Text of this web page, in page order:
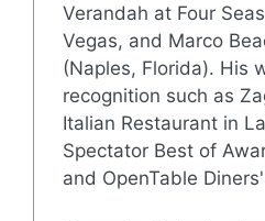
Verandah at Four
Vegas, and Marco
(Naples, Florida). His
recognition such as
Italian Restaurant in
Spectator Best of
and OpenTable